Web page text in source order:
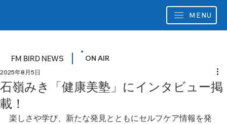
MENU
FM BIRD NEWS ON AIR
石嶺みき「健康美塾」にインタビュー掲
載！
2025年8月5日
楽しさや学び、新たな発見とともにセルフケア情報を発